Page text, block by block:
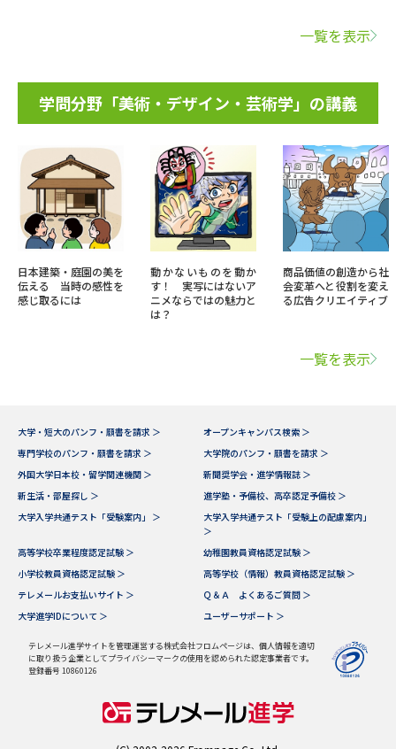
一覧を表示
学問分野「美術・デザイン・芸術学」の講義
日本建築・庭園の美を
伝える 当時の感性を
感じ取るには
動かないものを動か
す！ 実写にはないア
ニメならではの魅力と
は？
商品価値の創造から社
会変革へと役割を変え
る広告クリエイティブ
一覧を表示
大学・短大のパンフ・願書を請求 ＞
オープンキャンパス検索 ＞
専門学校のパンフ・願書を請求 ＞
大学院のパンフ・願書を請求 ＞
外国大学日本校・留学関連機関 ＞
新聞奨学会・進学情報誌 ＞
新生活・部屋探し ＞
進学塾・予備校、高卒認定予備校 ＞
大学入学共通テスト「受験案内」 ＞
大学入学共通テスト「受験上の配慮案内」
＞
高等学校卒業程度認定試験 ＞
幼稚園教員資格認定試験 ＞
小学校教員資格認定試験 ＞
高等学校（情報）教員資格認定試験 ＞
テレメールお支払いサイト ＞
Ｑ＆Ａ よくあるご質問 ＞
大学進学IDについて ＞
ユーザーサポート ＞
テレメール進学サイトを管理運営する株式会社フロムページは、個人情報を適切
に取り扱う企業としてプライバシーマークの使用を認められた認定事業者です。
登録番号 10860126